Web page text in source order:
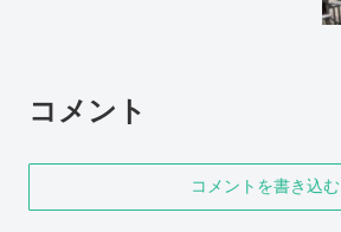
コメント
コメントを書き込む